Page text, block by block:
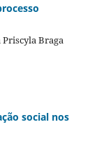
Braga
social nos